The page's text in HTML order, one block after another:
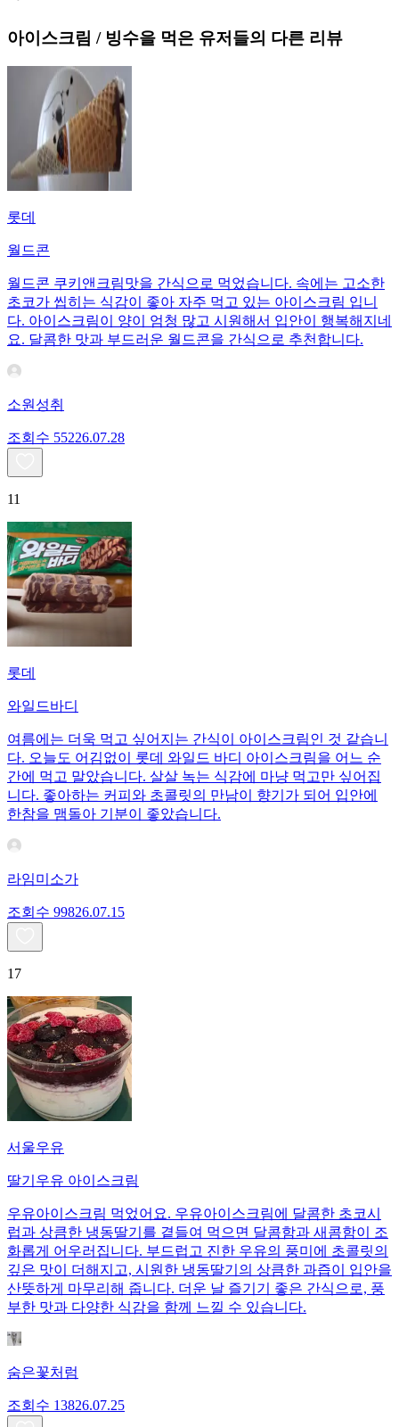
아이스크림 / 빙수을 먹은 유저들의 다른 리뷰
롯데
월드콘
월드콘 쿠키앤크림맛을 간식으로 먹었습니다. 속에는 고소한
초코가 씹히는 식감이 좋아 자주 먹고 있는 아이스크림 입니
다. 아이스크림이 양이 엄청 많고 시원해서 입안이 행복해지네
요. 달콤한 맛과 부드러운 월드콘을 간식으로 추천합니다.
소원성취
조회수 55226.07.28
11
롯데
와일드바디
여름에는 더욱 먹고 싶어지는 간식이 아이스크림인 것 같습니
다. 오늘도 어김없이 롯데 와일드 바디 아이스크림을 어느 순
간에 먹고 말았습니다. 살살 녹는 식감에 마냥 먹고만 싶어집
니다. 좋아하는 커피와 초콜릿의 만남이 향기가 되어 입안에
한참을 맴돌아 기분이 좋았습니다.
라임미소가
조회수 99826.07.15
17
서울우유
딸기우유 아이스크림
우유아이스크림 먹었어요. 우유아이스크림에 달콤한 초코시
럽과 상큼한 냉동딸기를 곁들여 먹으면 달콤함과 새콤함이 조
화롭게 어우러집니다. 부드럽고 진한 우유의 풍미에 초콜릿의
깊은 맛이 더해지고, 시원한 냉동딸기의 상큼한 과즙이 입안을
산뜻하게 마무리해 줍니다. 더운 날 즐기기 좋은 간식으로, 풍
부한 맛과 다양한 식감을 함께 느낄 수 있습니다.
숨은꽃처럼
조회수 13826.07.25